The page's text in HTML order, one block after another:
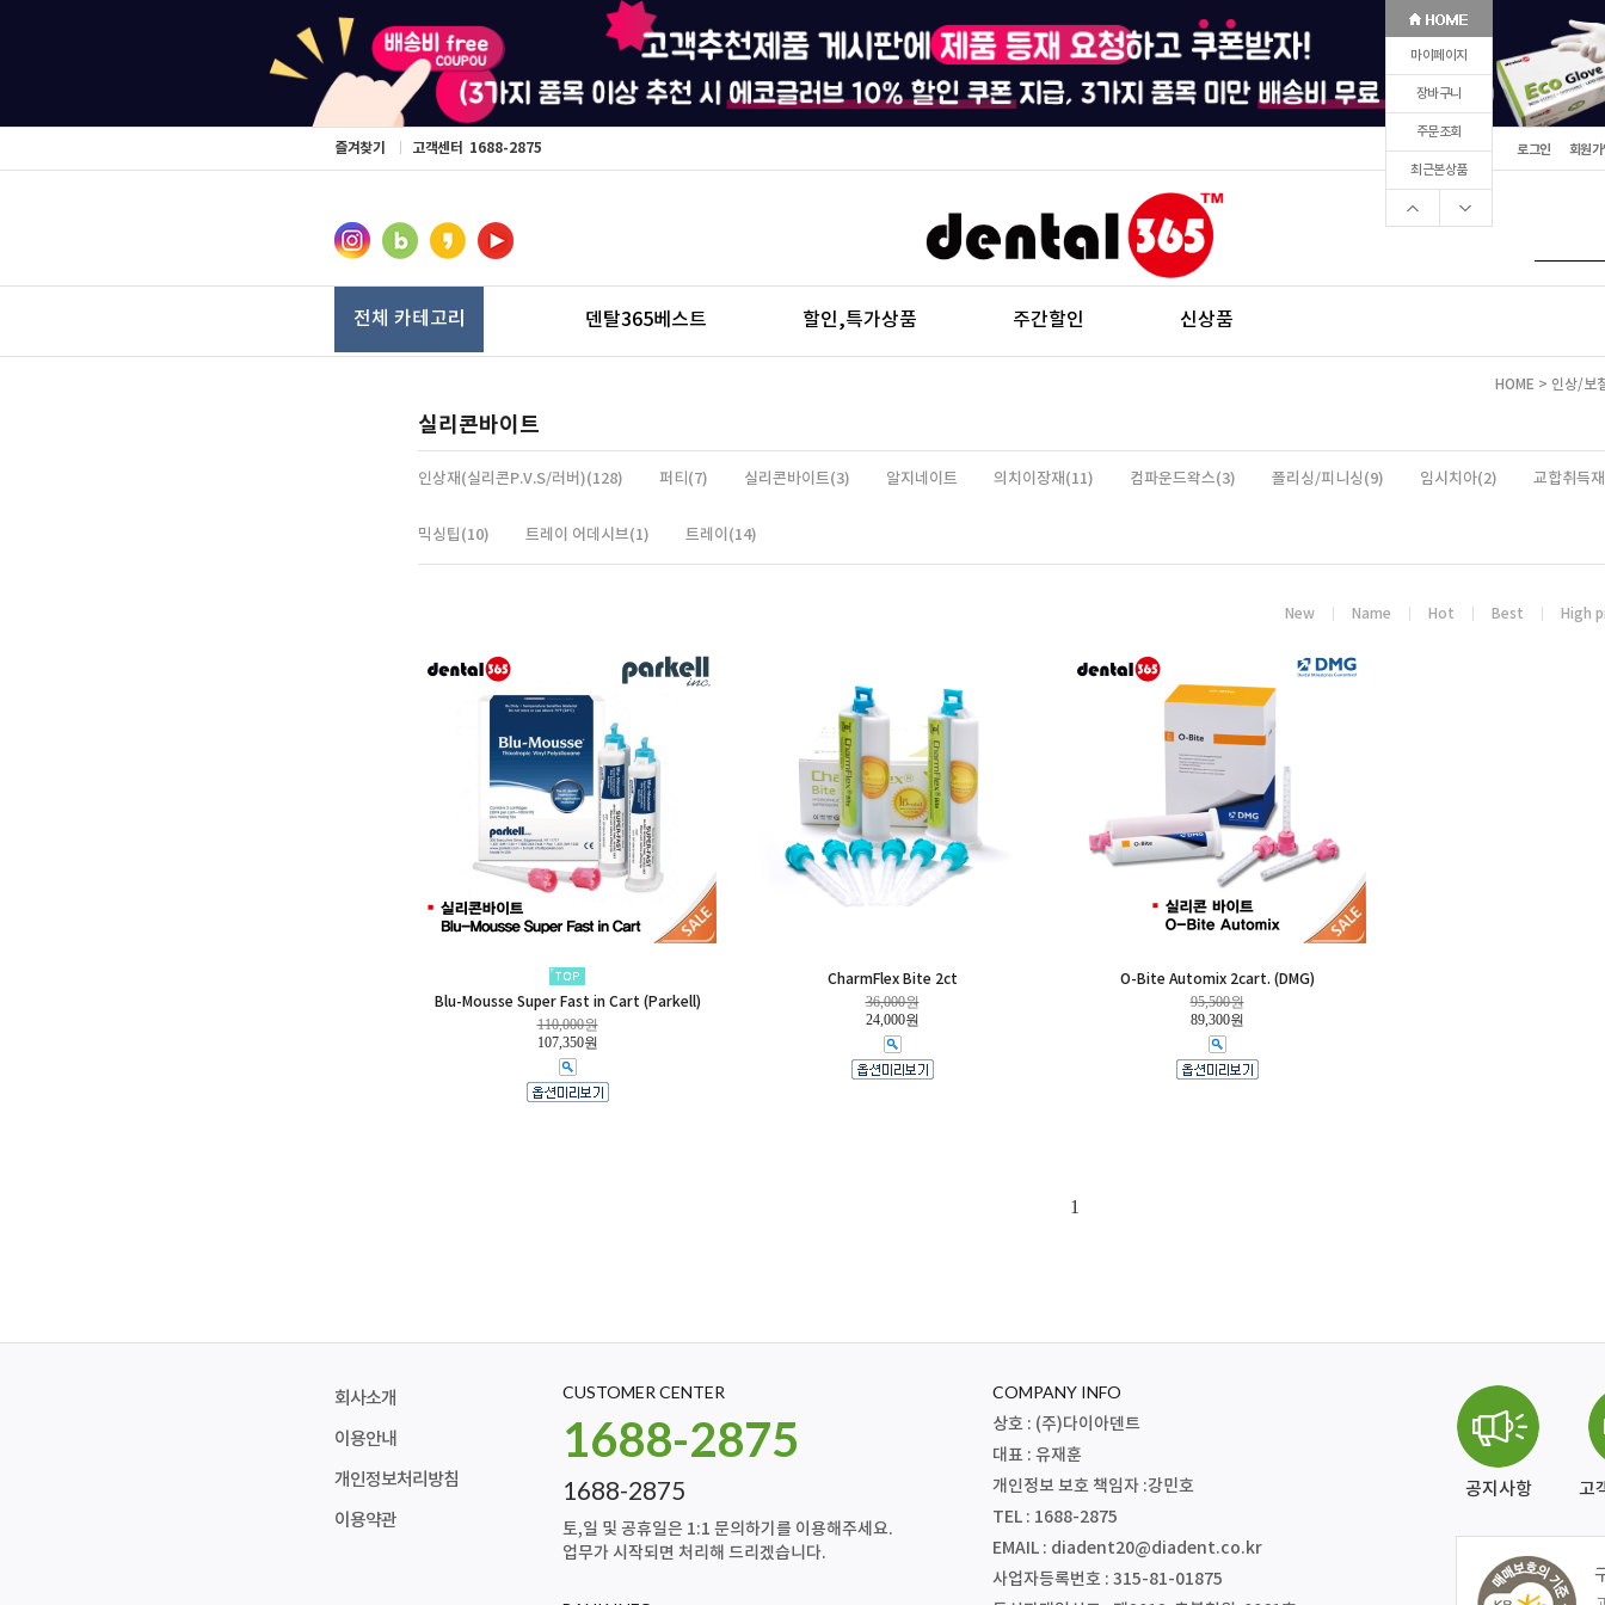
마이페이지
장바구니
주문조회
최근본상품
즐겨찾기 고객센터 1688-2875 로그인 회원가
전체 카테고리 덴탈365베스트 할인,특가상품 주간할인 신상품
HOME > 인상/보
실리콘바이트
인상재(실리콘P.V.S/러버)(128) 퍼티(7) 실리콘바이트(3) 알지네이트 의치이장재(11) 컴파운드왁스(3) 폴리싱/피니싱(9) 임시치아(2) 교합취득
믹싱팁(10) 트레이 어데시브(1) 트레이(14)
New Name Hot Best High
Blu-Mousse Super Fast in Cart (Parkell)
110,000원
107,350원
CharmFlex Bite 2ct
36,000원
24,000원
O-Bite Automix 2cart. (DMG)
95,500원
89,300원
1
회사소개
이용안내
개인정보처리방침
이용약관
CUSTOMER CENTER
1688-2875
1688-2875
토,일 및 공휴일은 1:1 문의하기를 이용해주세요.
업무가 시작되면 처리해 드리겠습니다.
COMPANY INFO
상호 : (주)다이아덴트
대표 : 유재훈
개인정보 보호 책임자 :강민호
TEL : 1688-2875
EMAIL : diadent20@diadent.co.kr
사업자등록번호 : 315-81-01875
공지사항 고